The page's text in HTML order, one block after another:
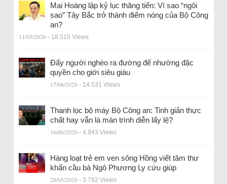
Mai Hoàng lập kỷ lục thăng tiến: Vì sao “ngôi
sao” Tây Bắc trở thành điểm nóng của Bộ Công
an?
11/05/2026 - 18.515 Views
Đẩy người nghèo ra đường để nhường đặc
quyền cho giới siêu giàu
17/06/2026 - 14.531 Views
Thanh lọc bộ máy Bộ Công an: Tinh giản thực
chất hay vẫn là màn trình diễn lấy lệ?
16/06/2026 - 4.943 Views
Hàng loạt trẻ em ven sông Hồng viết tâm thư
khẩn cầu bà Ngô Phương Ly cứu giúp
28/05/2026 - 3.782 Views